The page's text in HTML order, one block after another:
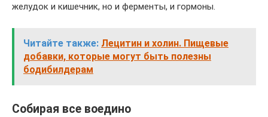
желудок и кишечник, но и ферменты, и гормоны.
Читайте также: Лецитин и холин. Пищевые
добавки, которые могут быть полезны
бодибилдерам
Собирая все воедино